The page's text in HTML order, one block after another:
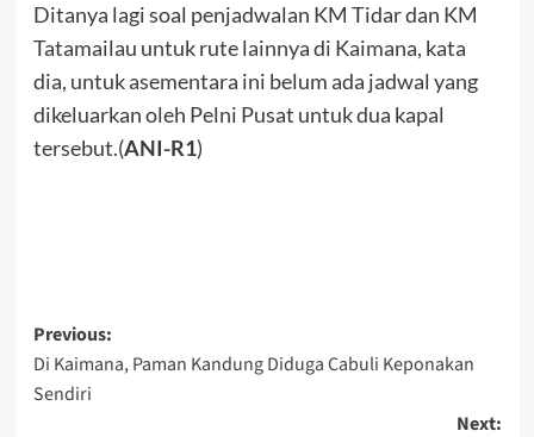
Ditanya lagi soal penjadwalan KM Tidar dan KM
Tatamailau untuk rute lainnya di Kaimana, kata
dia, untuk asementara ini belum ada jadwal yang
dikeluarkan oleh Pelni Pusat untuk dua kapal
tersebut.(ANI-R1)
Post
navigation
Previous:
Di Kaimana, Paman Kandung Diduga Cabuli Keponakan
Sendiri
Next: